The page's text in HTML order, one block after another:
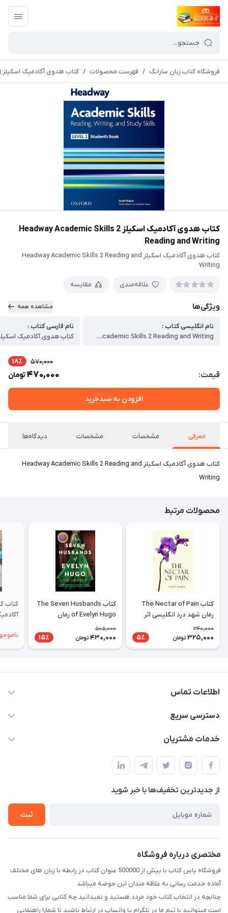
فروشگاه کتاب زبان سارانگ / فهرست محصولات / کتاب هدوی آکادمیک اسکیلز Headway Academic Skills 2 Reading and Writing
کتاب هدوی آکادمیک اسکیلز Headway Academic Skills 2
Reading and Writing
کتاب هدوی آکادمیک اسکیلز Headway Academic Skills 2 Reading and
Writing
علاقه‌مندی مقایسه
ویژگی‌ها مشاهده همه
نام انگلیسی کتاب :
Headway Academic Skills 2 Reading and Writing
نام فارسی کتاب :
کتاب هدوی آکادمیک
قیمت:
570,000 18٪
470,000تومان
افزودن به سبدخرید
معرفی مشخصات مشخصات دیدگاه‌ها
کتاب هدوی آکادمیک اسکیلز Headway Academic Skills 2 Reading and
Writing
محصولات مرتبط
کتاب The Nectar of Pain
رمان شهد درد انگلیسی اثر
نجوا زبیان Najwa Zebian
340,000
325,000 تومان 5٪
کتاب The Seven Husbands
of Evelyn Hugo رمان
انگلیسی هفت همسر اویلین
هوگو اثر Taylor Jenkins
Reid
505,000
430,000 تومان 15٪
کتاب
اطلاعات تماس
09371742423
طبقه بالای دنیای لبنیات (مراجعه حضوری فقط در صورت هماهنگی
قبلی با شماره ۰۹۳۷۱۷۴۲۴۲۳ امکان پذیر است)
دسترسی سریع
حساب کاربری
لیست محصولات
درباره ما
خدمات مشتریان
قوانین و مقررات
حریم خصوصی
راهنما
از جدید‌ترین تخفیف‌ها با‌ خبر شوید
ثبت
مختصری درباره فروشگاه
فروشگاه یاس کتاب با بیش از 500000 عنوان کتاب در رابطه با زبان های مختلف
آماده خدمت رسانی به علاقه مندان این حوضه میباشد
چنانچه در انتخاب کتاب خود مردد هستید و نمیدانید چه کتابی برای شما مناسب
است میتوانید با تیم ما در تلگرام یا واتساپ در ارتباط باشید تا شما‌را راهنمایی